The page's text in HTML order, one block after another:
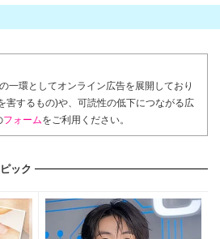
一環としてオンライン広告を展開しており
害するもの)や、可読性の低下につながる広
フォームをご利用ください。
ック